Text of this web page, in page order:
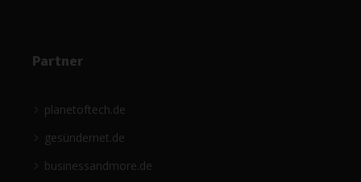
Partner
planetoftech.de
gesündernet.de
businessandmore.de